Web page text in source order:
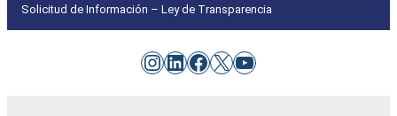
Solicitud de Información – Ley de Transparencia
Instagram
LinkedIn
Facebook
X YouTube